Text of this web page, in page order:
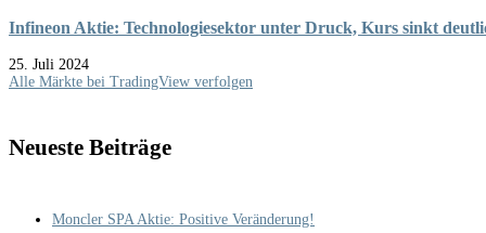
Infineon Aktie: Technologiesektor unter Druck, Kurs sinkt
25. Juli 2024
Alle Märkte bei TradingView verfolgen
Neueste Beiträge
Moncler SPA Aktie: Positive Veränderung!